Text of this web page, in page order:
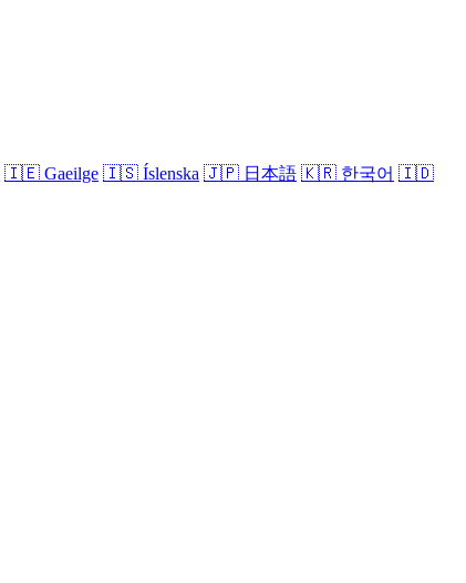
🇮🇪 Gaeilge 🇮🇸 Íslenska 🇯🇵 日本語 🇰🇷 한국어 🇮🇩